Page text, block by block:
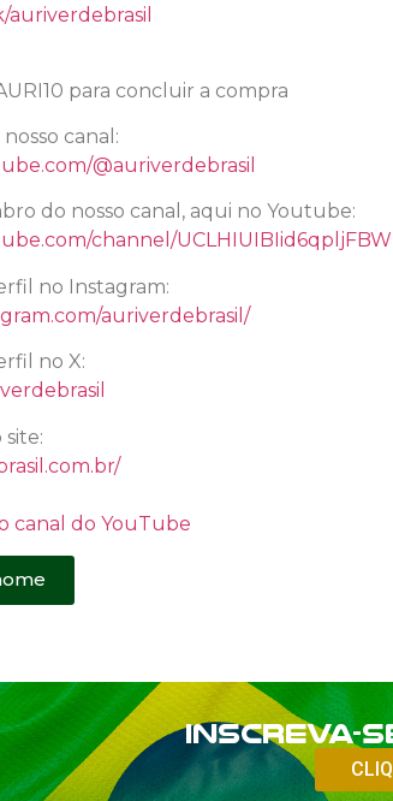
auriverdebrasil
para concluir a compra
canal:
@auriverdebrasil
do nosso canal, aqui no Youtube:
channel/
no Instagram:
auriverdebrasil/
no X:
site:
canal do YouTube
Inscreva-